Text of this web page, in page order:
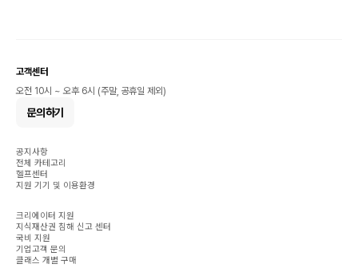
고객센터
오전 10시 ~ 오후 6시 (주말, 공휴일 제외)
문의하기
공지사항
전체 카테고리
헬프센터
지원 기기 및 이용환경
크리에이터 지원
지식재산권 침해 신고 센터
국비 지원
기업고객 문의
클래스 개별 구매